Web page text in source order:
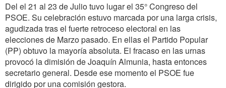
Del el 21 al 23 de Julio tuvo lugar el 35° Congreso del
PSOE. Su celebración estuvo marcada por una larga crisis,
agudizada tras el fuerte retroceso electoral en las
elecciones de Marzo pasado. En ellas el Partido Popular
(PP) obtuvo la mayoría absoluta. El fracaso en las urnas
provocó la dimisión de Joaquín Almunia, hasta entonces
secretario general. Desde ese momento el PSOE fue
dirigido por una comisión gestora.